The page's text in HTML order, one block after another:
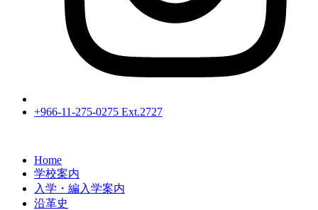
+966-11-275-0275 Ext.2727
Home
学校案内
入学・編入学案内
沿革史